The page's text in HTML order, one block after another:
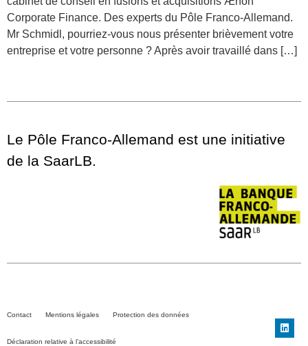
Corporate Finance. Des experts du Pôle Franco-Allemand.
Mr Schmidl, pourriez-vous nous présenter brièvement votre
entreprise et votre personne ? Après avoir travaillé dans […]
Le Pôle Franco-Allemand est une initiative
de la SaarLB.
Contact Mentions légales Protection des données
Déclaration relative à l’accessibilité